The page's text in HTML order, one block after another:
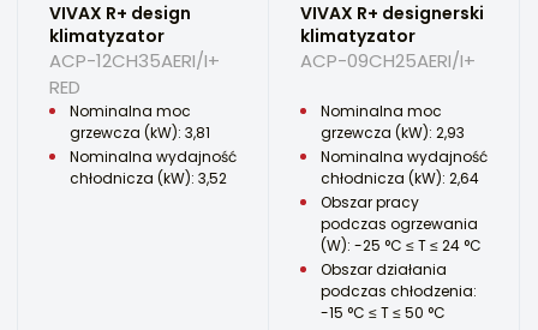
VIVAX R+ design
klimatyzator
ACP-12CH35AERI/I+
RED
Nominalna moc
grzewcza (kW): 3,81
Nominalna wydajność
chłodnicza (kW): 3,52
VIVAX R+ designerski
klimatyzator
ACP-09CH25AERI/I+
Nominalna moc
grzewcza (kW): 2,93
Nominalna wydajność
chłodnicza (kW): 2,64
Obszar pracy
podczas ogrzewania
(W): -25 °C ≤ T ≤ 24 °C
Obszar działania
podczas chłodzenia:
-15 °C ≤ T ≤ 50 °C